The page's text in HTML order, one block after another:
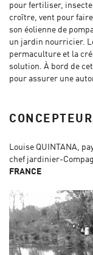
pour fertiliser,
croître, vent pour
son éolienne de
un jardin nourricier.
permaculture et la
solution. À bord de
pour assurer une
Louise QUINTANA,
chef jardinier-
FRANCE